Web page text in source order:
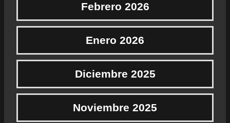
Febrero 2026
Enero 2026
Diciembre 2025
Noviembre 2025